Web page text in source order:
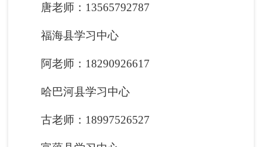
唐老师：13565792787
福海县学习中心
阿老师：18290926617
哈巴河县学习中心
古老师：18997526527